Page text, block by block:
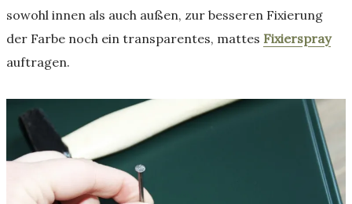
sowohl innen als auch außen, zur besseren Fixierung
der Farbe noch ein transparentes, mattes Fixierspray
auftragen.